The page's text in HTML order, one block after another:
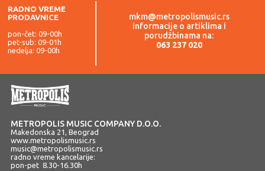
RADNO VREME
PRODAVNICE
pon-čet: 09-00h
pet-sub: 09-01h
nedelja: 09-00h
mkm@metropolismusic.rs
informacije o artiklima i
porudžbinama na:
063 237 020
METROPOLIS MUSIC COMPANY D.O.O.
Makedonska 21, Beograd
www.metropolismusic.rs
music@metropolismusic.rs
radno vreme kancelarije:
pon-pet 8.30-16.30h